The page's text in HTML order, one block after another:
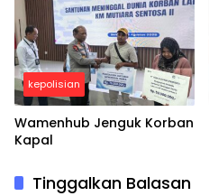
kepolisian
Wamenhub Jenguk Korban
Kapal
Tinggalkan Balasan